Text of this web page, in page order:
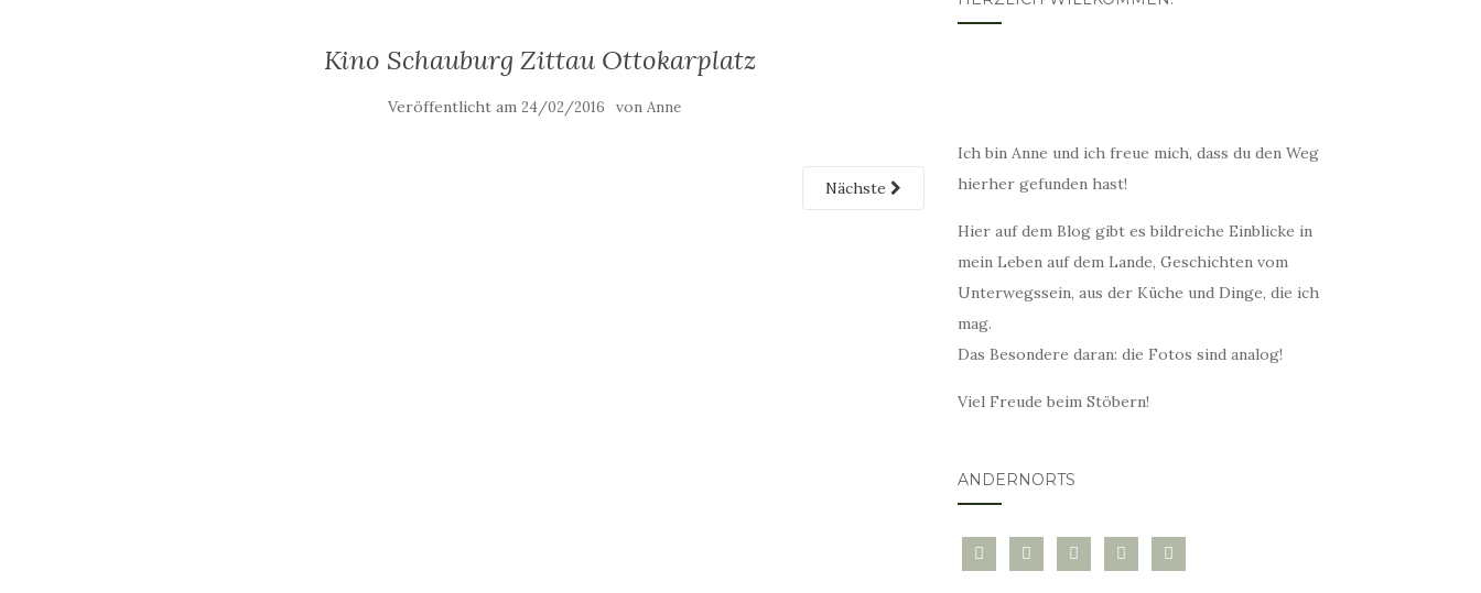
Kino Schauburg Zittau Ottokarplatz
Veröffentlicht am24/02/2016 vonAnne
Nächste
Ich bin Anne und ich freue mich, dass du den Weg
hierher gefunden hast!
Hier auf dem Blog gibt es bildreiche Einblicke in
mein Leben auf dem Lande, Geschichten vom
Unterwegssein, aus der Küche und Dinge, die ich
mag.
Das Besondere daran: die Fotos sind analog!
Viel Freude beim Stöbern!
ANDERNORTS
bloglovininstagramtwitter pinterest
mail